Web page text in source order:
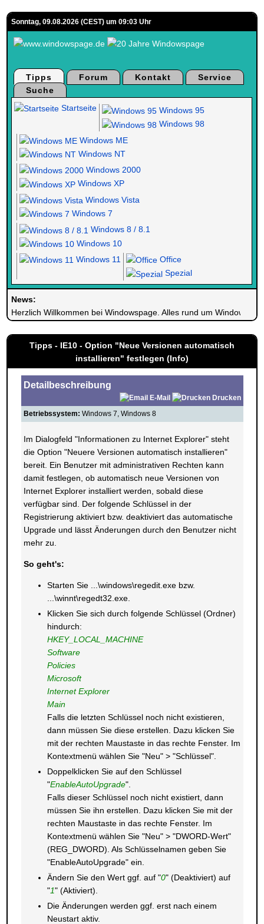
Sonntag, 09.08.2026 (CEST) um 09:03 Uhr
Tipps Forum Kontakt
Service
Suche
Startseite
Windows 95
Windows 98
Windows ME
Windows NT
Windows 2000
Windows XP
Windows Vista
Windows 7
Windows 8 / 8.1
Windows 10
Windows 11
Office
Spezial
News:
Herzlich Willkommen bei Windowspage. Alles rund um Windows.
Tipps - IE10 - Option "Neue Versionen automatisch
installieren" festlegen (Info)
Detailbeschreibung
E-Mail
Drucken
Betriebssystem: Windows 7, Windows 8
Im Dialogfeld "Informationen zu Internet Explorer" steht
die Option "Neuere Versionen automatisch installieren"
bereit. Ein Benutzer mit administrativen Rechten kann
damit festlegen, ob automatisch neue Versionen von
Internet Explorer installiert werden, sobald diese
verfügbar sind. Der folgende Schlüssel in der
Registrierung aktiviert bzw. deaktiviert das automatische
Upgrade und lässt Änderungen durch den Benutzer nicht
mehr zu.
So geht's:
Starten Sie ...\windows\regedit.exe bzw.
...\winnt\regedt32.exe.
Klicken Sie sich durch folgende Schlüssel (Ordner)
hindurch:
HKEY_LOCAL_MACHINE
Software
Policies
Microsoft
Internet Explorer
Main
Falls die letzten Schlüssel noch nicht existieren,
dann müssen Sie diese erstellen. Dazu klicken Sie
mit der rechten Maustaste in das rechte Fenster. Im
Kontextmenü wählen Sie "Neu" > "Schlüssel".
Doppelklicken Sie auf den Schlüssel
"EnableAutoUpgrade".
Falls dieser Schlüssel noch nicht existiert, dann
müssen Sie ihn erstellen. Dazu klicken Sie mit der
rechten Maustaste in das rechte Fenster. Im
Kontextmenü wählen Sie "Neu" > "DWORD-Wert"
(REG_DWORD). Als Schlüsselnamen geben Sie
"EnableAutoUpgrade" ein.
Ändern Sie den Wert ggf. auf "0" (Deaktiviert) auf
"1" (Aktiviert).
Die Änderungen werden ggf. erst nach einem
Neustart aktiv.